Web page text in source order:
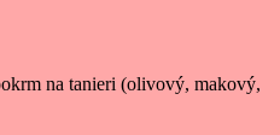
na tanieri (olivový, makový,